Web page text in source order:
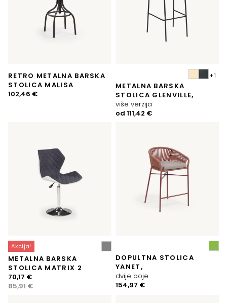
RETRO METALNA BARSKA
STOLICA MALISA
102,46 €
METALNA BARSKA
STOLICA GLENVILLE,
više verzija
od 111,42 €
Akcija!
METALNA BARSKA
STOLICA MATRIX 2
85,91€
Izvorna
cijena
70,17 €
Trenutna
cijena
DOPULTNA STOLICA
YANET,
dvije boje
154,97 €